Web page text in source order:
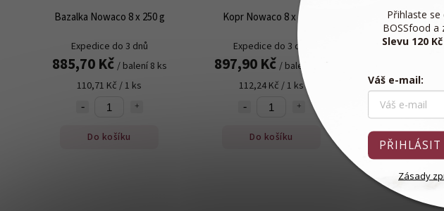
Bazalka Nowaco 8 x 250 g
Expedice do 3 dnů
885,70 Kč / balení 8 ks
110,71 Kč / 1 ks
Do košíku
Kopr Nowaco 8 x 250 g
Expedice do 3 dnů
897,90 Kč / balení 8 ks
112,24 Kč / 1 ks
Do košíku
Pažitka
Expedice
110,71 Kč
Do
Přihlaste
BOSSfood a
Slevu 120 Kč
Váš e-mail:
PŘIHLÁSIT
Zásady